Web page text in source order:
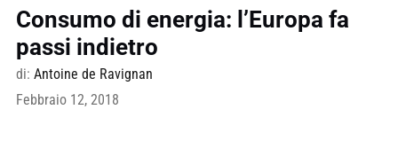
Consumo di energia: l’Europa fa
passi indietro
di:Antoine de Ravignan
Febbraio 12, 2018